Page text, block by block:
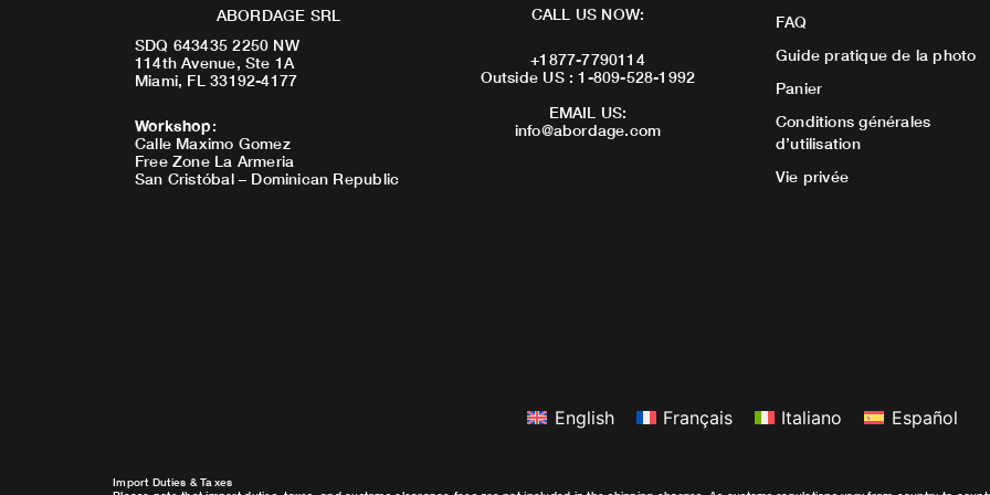
ABORDAGE SRL
SDQ 643435 2250 NW
114th Avenue, Ste 1A
Miami, FL 33192-4177
Workshop:
Calle Maximo Gomez
Free Zone La Armeria
San Cristóbal – Dominican Republic
CALL US NOW:
+1877-7790114
Outside US : 1-809-528-1992
EMAIL US:
info@abordage.com
FAQ
Guide pratique de la photo
Panier
Conditions générales
d’utilisation
Vie privée
English Français Italiano Español
Import Duties & Taxes